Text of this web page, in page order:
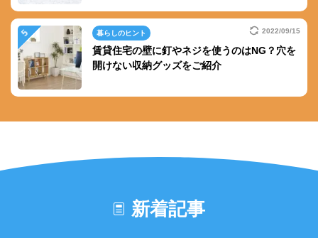
暮らしのヒント 2022/09/15
賃貸住宅の壁に釘やネジを使うのはNG？穴を
開けない収納グッズをご紹介
新着記事